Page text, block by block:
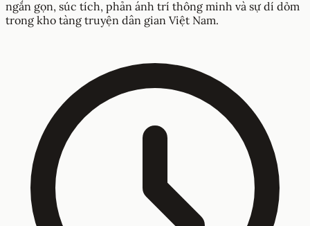
ngắn gọn, súc tích, phản ánh trí thông minh và sự dí dỏm
trong kho tàng truyện dân gian Việt Nam.